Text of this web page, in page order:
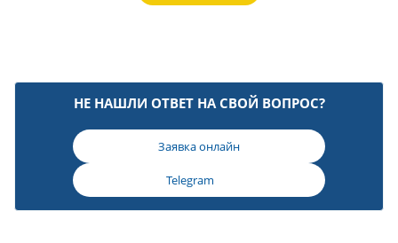
НЕ НАШЛИ ОТВЕТ НА СВОЙ ВОПРОС?
Заявка онлайн
Telegram